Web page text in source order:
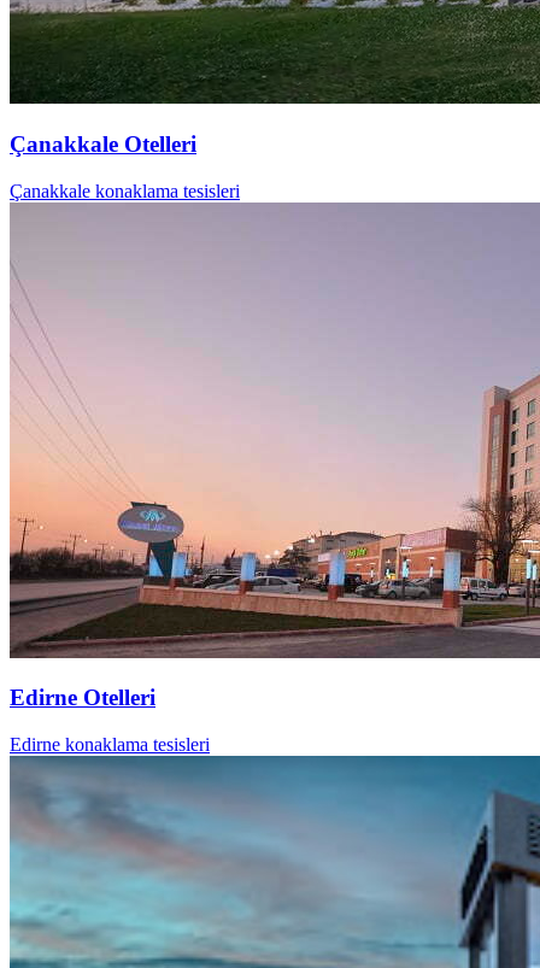
Çanakkale Otelleri
Çanakkale konaklama tesisleri
Edirne Otelleri
Edirne konaklama tesisleri